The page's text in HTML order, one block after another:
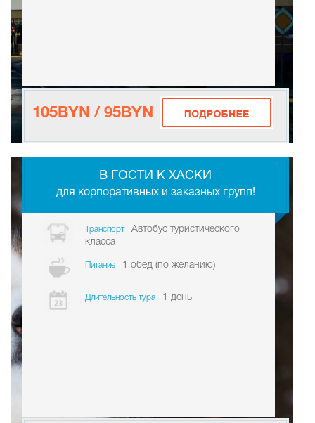
105BYN / 95BYN
В ГО­СТИ К ХАСКИ
для корпоративных и заказных групп!
Транспорт
Автобус туристического
класса
Питание 1 обед (по желанию)
Длительность тура 1 день
-